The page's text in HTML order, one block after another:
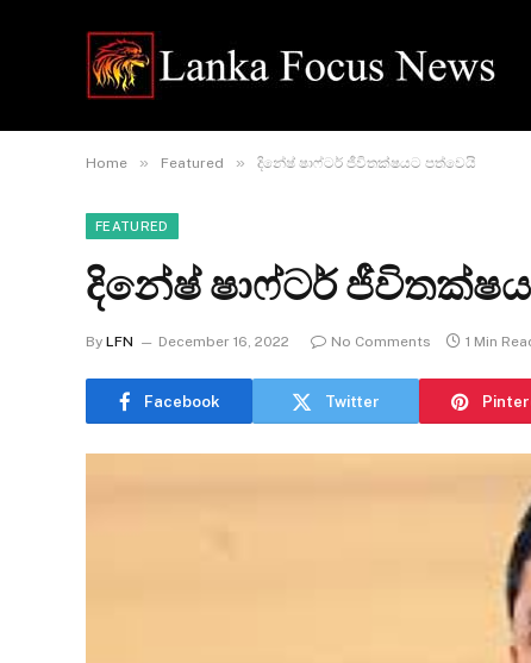
Home » Featured » දිනේෂ් ෂාෆ්ටර් ජීවිතක්ෂයට පත්වෙයි
FEATURED
දිනේෂ් ෂාෆ්ටර්
By LFN December 16, 2022 No Comments 1 Min
Facebook Twitter